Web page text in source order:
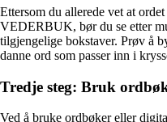
Ettersom du allerede vet at
VEDERBUK, bør du se etter
tilgjengelige bokstaver. Prøv å
danne ord som passer inn i
Tredje steg: Bruk
Ved å bruke ordbøker eller